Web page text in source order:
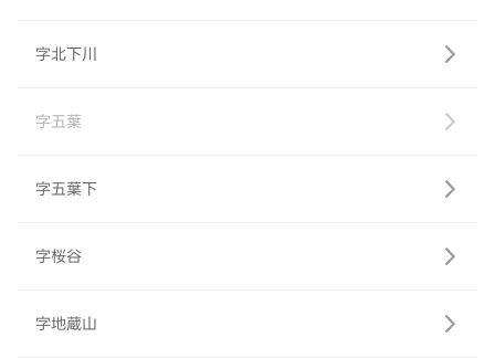
字北下川
字五葉
字五葉下
字桜谷
字地蔵山